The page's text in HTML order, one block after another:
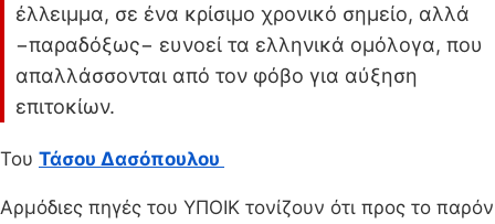
έλλειμμα, σε ένα κρίσιμο χρονικό σημείο, αλλά
−παραδόξως− ευνοεί τα ελληνικά ομόλογα, που
απαλλάσσονται από τον φόβο για αύξηση
επιτοκίων.
Toυ Τάσου Δασόπουλου
Αρμόδιες πηγές του ΥΠΟΙΚ τονίζουν ότι προς το παρόν